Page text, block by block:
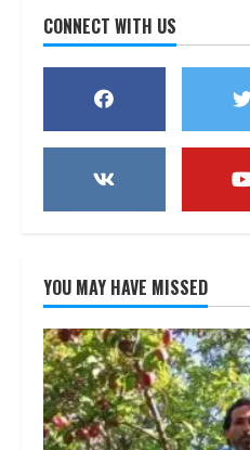
CONNECT WITH US
YOU MAY HAVE MISSED